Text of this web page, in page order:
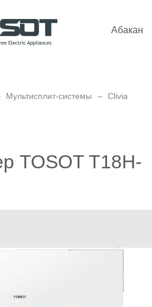
Абакан
Мультисплит-системы Clivia
TOSOT T18H-